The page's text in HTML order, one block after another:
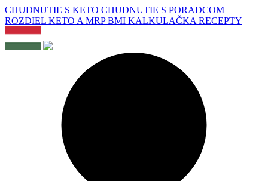
CHUDNUTIE S KETO CHUDNUTIE S PORADCOM
ROZDIEL KETO A MRPBMI KALKULAČKA RECEPTY